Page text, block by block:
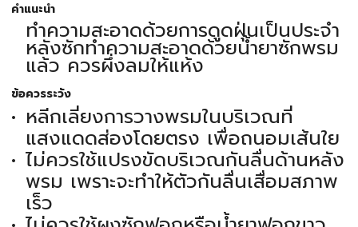
คำแนะนำ
ทำความสะอาดด้วยการดูดฝุ่นเป็นประจำ
หลังซักทำความสะอาดด้วยน้ำยาซักพรม
แล้ว ควรผึ่งลมให้แห้ง
ข้อควรระวัง
หลีกเลี่ยงการวางพรมในบริเวณที่
แสงแดดส่องโดยตรง เพื่อถนอมเส้นใย
ไม่ควรใช้แปรงขัดบริเวณกันลื่นด้านหลัง
พรม เพราะจะทำให้ตัวกันลื่นเสื่อมสภาพ
เร็ว